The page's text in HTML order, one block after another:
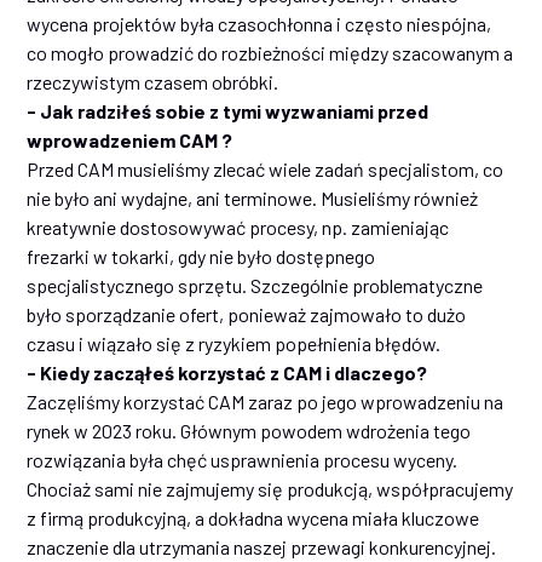
wycena projektów była czasochłonna i często niespójna,
co mogło prowadzić do rozbieżności między szacowanym a
rzeczywistym czasem obróbki.
- Jak radziłeś sobie z tymi wyzwaniami przed
wprowadzeniem CAM ?
Przed CAM musieliśmy zlecać wiele zadań specjalistom, co
nie było ani wydajne, ani terminowe. Musieliśmy również
kreatywnie dostosowywać procesy, np. zamieniając
frezarki w tokarki, gdy nie było dostępnego
specjalistycznego sprzętu. Szczególnie problematyczne
było sporządzanie ofert, ponieważ zajmowało to dużo
czasu i wiązało się z ryzykiem popełnienia błędów.
- Kiedy zacząłeś korzystać z CAM i dlaczego?
Zaczęliśmy korzystać CAM zaraz po jego wprowadzeniu na
rynek w 2023 roku. Głównym powodem wdrożenia tego
rozwiązania była chęć usprawnienia procesu wyceny.
Chociaż sami nie zajmujemy się produkcją, współpracujemy
z firmą produkcyjną, a dokładna wycena miała kluczowe
znaczenie dla utrzymania naszej przewagi konkurencyjnej.